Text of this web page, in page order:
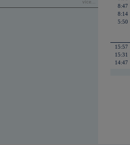
více...
8:47
8:14
5:50
15:57
15:31
14:47